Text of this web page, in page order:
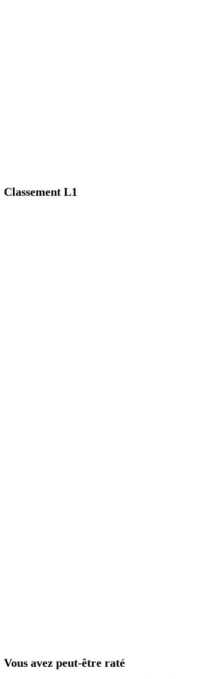
Classement L1
Vous avez peut-être raté